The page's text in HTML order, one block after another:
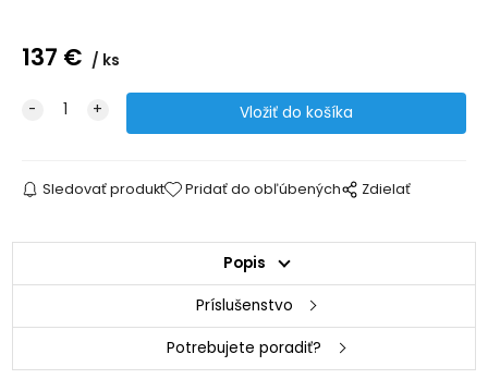
137 € ks
Sledovať produkt Pridať do obľúbených Zdielať
Popis
Príslušenstvo
Potrebujete poradiť?